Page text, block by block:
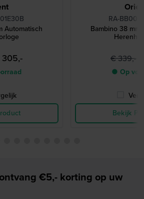
Automatisch
305,-
RA-
Bambino 38 mm
€ 339,-
● Op
Bekijk
€5,- korting op uw